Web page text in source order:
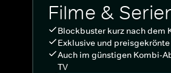
Filme &
Blockbuster kurz nach dem
Exklusive und
Auch im günstigen Kombi-
TV